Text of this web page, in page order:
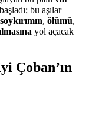
başladı; bu aşılar
soykırımın, ölümü,
yol açacak
Çoban’ın